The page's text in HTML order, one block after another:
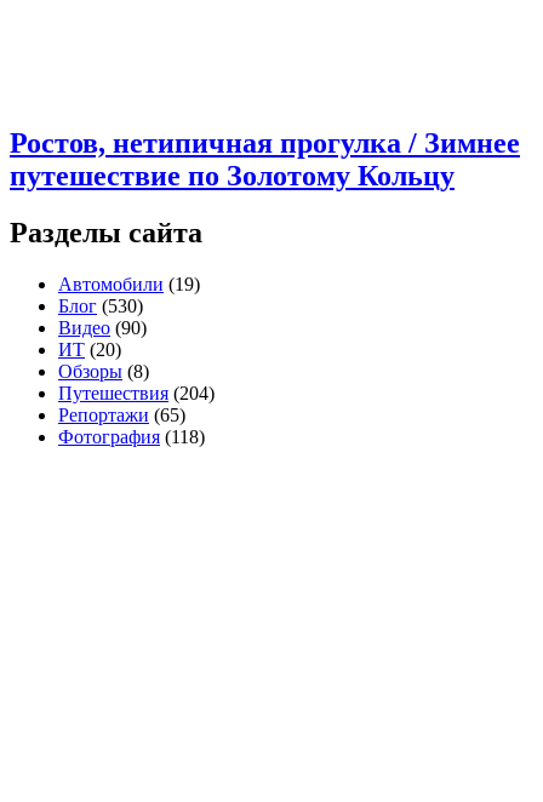
Ростов, нетипичная прогулка / Зимнее
путешествие по Золотому Кольцу
Разделы сайта
Автомобили (19)
Блог (530)
Видео (90)
ИТ (20)
Обзоры (8)
Путешествия (204)
Репортажи (65)
Фотография (118)